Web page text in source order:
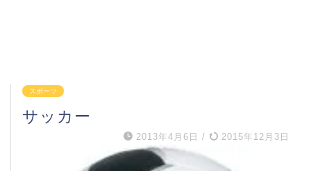
スポーツ
サッカー
2013年4月6日 / 2015年12月3日